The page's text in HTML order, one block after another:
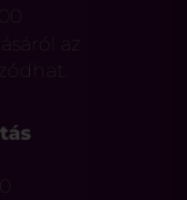
az